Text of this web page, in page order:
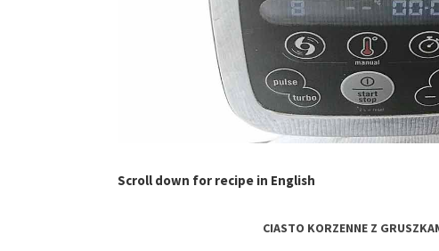
Scroll down for recipe in English
CIASTO KORZENNE Z